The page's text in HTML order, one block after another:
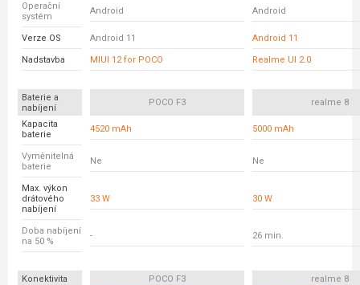
Operační
systém
Android Android
Verze OS Android 11 Android 11
Nadstavba MIUI 12 for POCO Realme UI 2.0
Baterie a
nabíjení
POCO F3 realme 8
Kapacita
baterie
4520 mAh 5000 mAh
Vyměnitelná
baterie
Ne Ne
Max. výkon
drátového
nabíjení
33 W 30 W
Doba nabíjení
na 50 %
- 26 min.
Konektivita POCO F3
realme 8